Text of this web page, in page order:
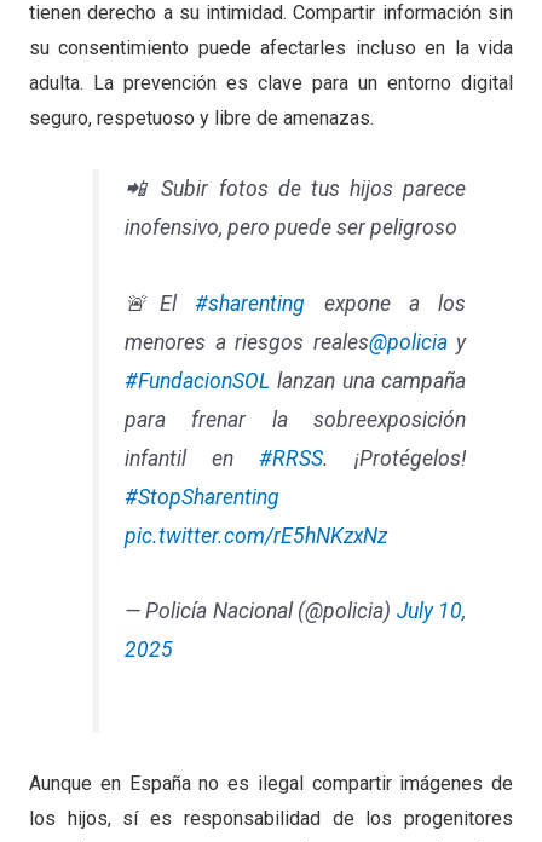
tienen derecho a su intimidad. Compartir información sin
su consentimiento puede afectarles incluso en la vida
adulta. La prevención es clave para un entorno digital
seguro, respetuoso y libre de amenazas.
📲 Subir fotos de tus hijos parece
inofensivo, pero puede ser peligroso
🚨El#sharenting expone a los
menores a riesgos reales@policiay
#FundacionSOL lanzan una campaña
para frenar la sobreexposición
infantil en#RRSS. ¡Protégelos!
#StopSharenting
pic.twitter.com/rE5hNKzxNz
— Policía Nacional (@policia) July 10,
2025
Aunque en España no es ilegal compartir imágenes de
los hijos, sí es responsabilidad de los progenitores